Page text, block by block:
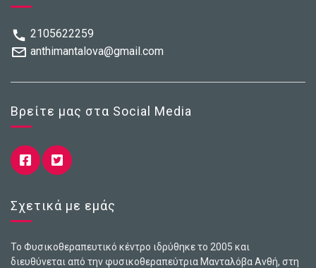
2105622259
anthimantalova@gmail.com
Βρείτε μας στα Social Media
Σχετικά με εμάς
Το Φυσικοθεραπευτικό κέντρο ιδρύθηκε το 2005 και
διευθύνεται από την φυσικοθεραπεύτρια Μανταλόβα Ανθή, στη